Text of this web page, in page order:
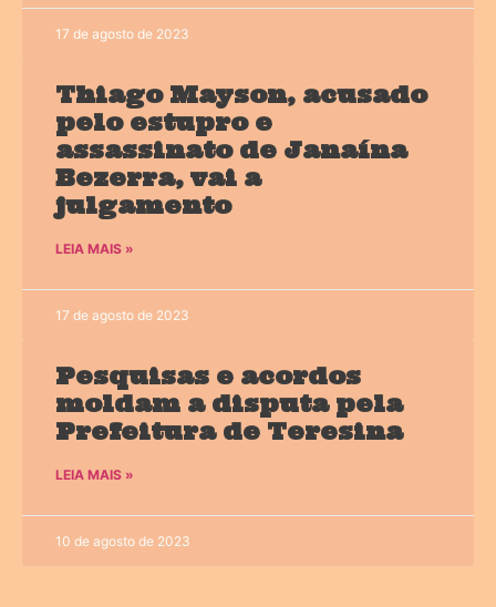
17 de agosto de 2023
Thiago Mayson, acusado
pelo estupro e
assassinato de Janaína
Bezerra, vai a
julgamento
LEIA MAIS »
17 de agosto de 2023
Pesquisas e acordos
moldam a disputa pela
Prefeitura de Teresina
LEIA MAIS »
10 de agosto de 2023